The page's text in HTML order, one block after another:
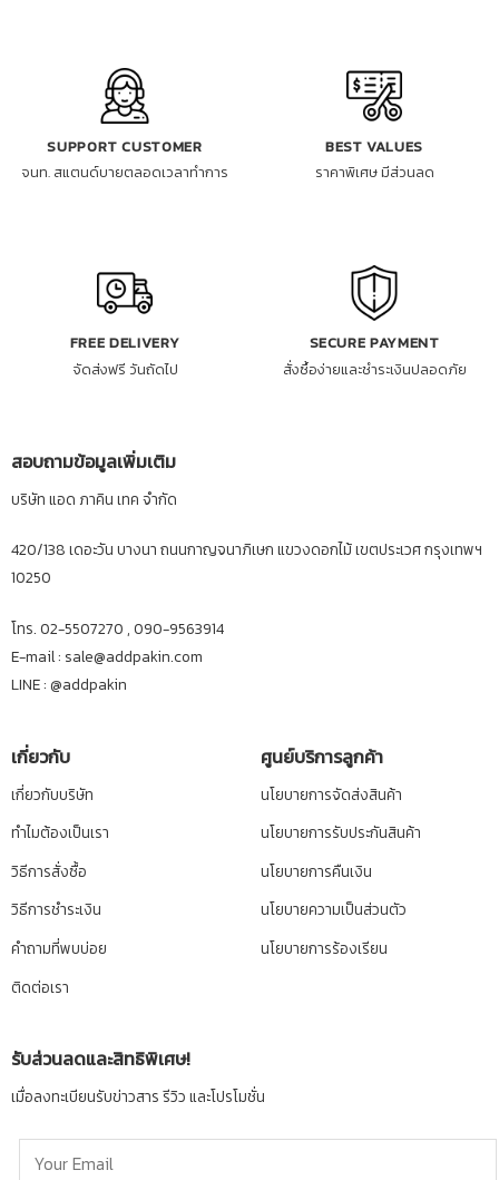
SUPPORT CUSTOMER
จนท. สแตนด์บายตลอดเวลาทำการ
BEST VALUES
ราคาพิเศษ มีส่วนลด
FREE DELIVERY
จัดส่งฟรี วันถัดไป
SECURE PAYMENT
สั่งซื้อง่ายและชำระเงินปลอดภัย
สอบถามข้อมูลเพิ่มเติม
บริษัท แอด ภาคิน เทค จำกัด
420/138 เดอะวัน บางนา ถนนกาญจนาภิเษก แขวงดอกไม้ เขตประเวศ กรุงเทพฯ
10250
โทร. 02-5507270 , 090-9563914
E-mail : sale@addpakin.com
LINE : @addpakin
เกี่ยวกับ
เกี่ยวกับบริษัท
ทำไมต้องเป็นเรา
วิธีการสั่งซื้อ
วิธีการชำระเงิน
คำถามที่พบบ่อย
ติดต่อเรา
ศูนย์บริการลูกค้า
นโยบายการจัดส่งสินค้า
นโยบายการรับประกันสินค้า
นโยบายการคืนเงิน
นโยบายความเป็นส่วนตัว
นโยบายการร้องเรียน
รับส่วนลดและสิทธิพิเศษ!
เมื่อลงทะเบียนรับข่าวสาร รีวิว และโปรโมชั่น